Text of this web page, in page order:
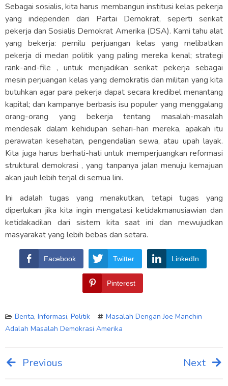
Sebagai sosialis, kita harus membangun institusi kelas pekerja
yang independen dari Partai Demokrat, seperti serikat
pekerja dan Sosialis Demokrat Amerika (DSA). Kami tahu alat
yang bekerja: pemilu perjuangan kelas yang melibatkan
pekerja di medan politik yang paling mereka kenal; strategi
rank-and-file , untuk menjadikan serikat pekerja sebagai
mesin perjuangan kelas yang demokratis dan militan yang kita
butuhkan agar para pekerja dapat secara kredibel menantang
kapital; dan kampanye berbasis isu populer yang menggalang
orang-orang yang bekerja tentang masalah-masalah
mendesak dalam kehidupan sehari-hari mereka, apakah itu
perawatan kesehatan, pengendalian sewa, atau upah layak.
Kita juga harus berhati-hati untuk memperjuangkan reformasi
struktural demokrasi , yang tanpanya jalan menuju kemajuan
akan jauh lebih terjal di semua lini.
Ini adalah tugas yang menakutkan, tetapi tugas yang
diperlukan jika kita ingin mengatasi ketidakmanusiawian dan
ketidakadilan dari sistem kita saat ini dan mewujudkan
masyarakat yang lebih bebas dan setara.
Facebook Twitter LinkedIn
Pinterest
Berita, Informasi, Politik
Masalah Dengan Joe Manchin
Adalah Masalah Demokrasi Amerika
Post
Previous Next